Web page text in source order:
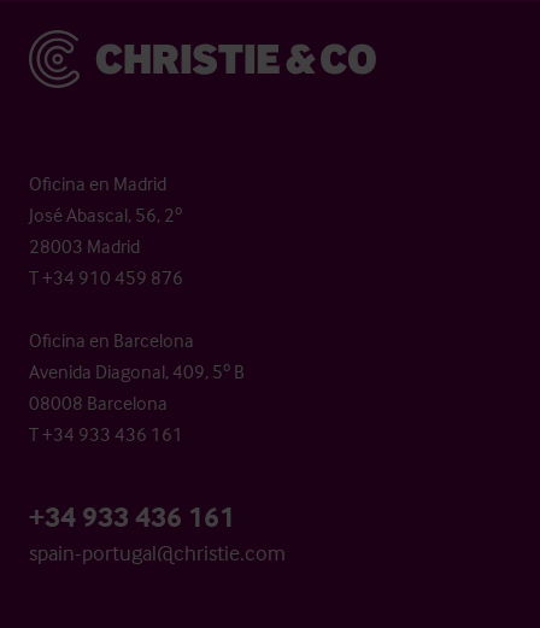
Christie & Co
Oficina en Madrid
José Abascal, 56, 2º
28003 Madrid
T +34 910 459 876
Oficina en Barcelona
Avenida Diagonal, 409, 5º B
08008 Barcelona
T +34 933 436 161
+34 933 436 161
spain-portugal@christie.com